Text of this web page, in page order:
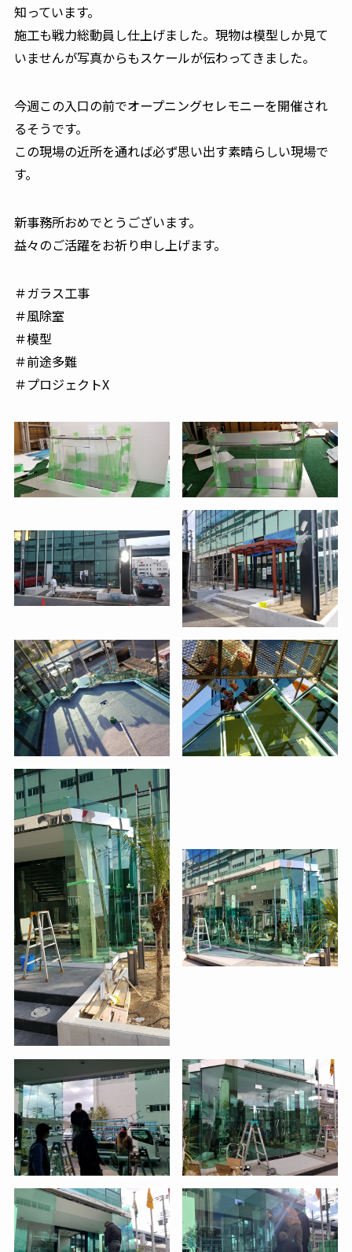
知っています。
施工も戦力総動員し仕上げました。現物は模型しか見て
いませんが写真からもスケールが伝わってきました。
今週この入口の前でオープニングセレモニーを開催され
るそうです。
この現場の近所を通れば必ず思い出す素晴らしい現場で
す。
新事務所おめでとうございます。
益々のご活躍をお祈り申し上げます。
＃ガラス工事
＃風除室
＃模型
＃前途多難
＃プロジェクトX